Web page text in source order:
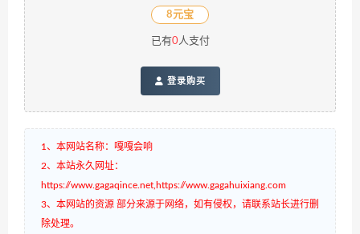
8元宝
已有0人支付
登录购买
1、本网站名称：嘎嘎会响
2、本站永久网址：
https://www.gagaqince.net,https://www.gagahuixiang.com
3、本网站的资源 部分来源于网络，如有侵权，请联系站长进行删
除处理。